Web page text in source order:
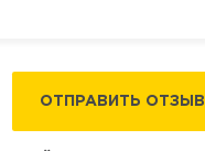
ОТПРАВИТЬ ОТЗЫВ